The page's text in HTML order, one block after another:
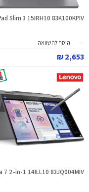
Slim 3 15IRH10 83K100KPIV
הוסף להשוואה
2,653 ₪
7 2-in-1 14ILL10 83JQ004MIV